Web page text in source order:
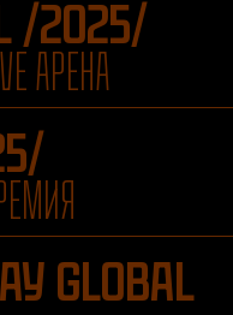
/2025/
АРЕНА
GLOBAL